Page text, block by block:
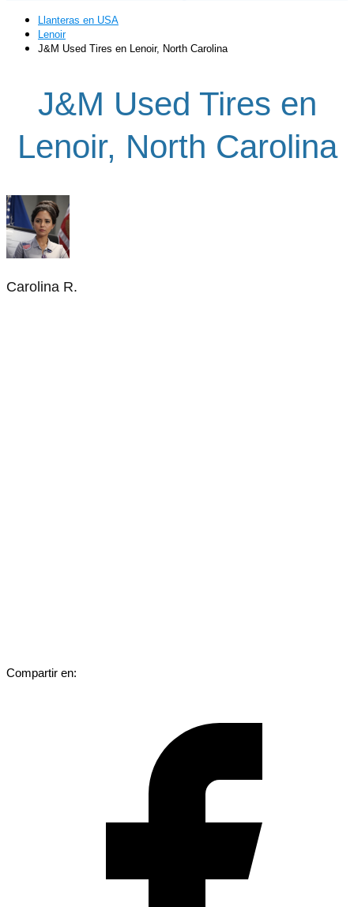
Llanteras en USA
Lenoir
J&M Used Tires en Lenoir, North Carolina
J&M Used Tires en
Lenoir, North Carolina
Carolina R.
Compartir en: